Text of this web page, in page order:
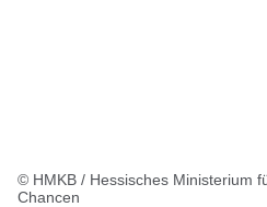
© HMKB / Hessisches Ministerium
Chancen